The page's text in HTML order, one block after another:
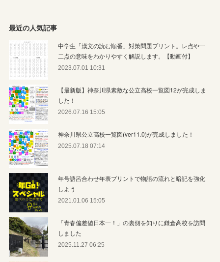
最近の人気記事
中学生「漢文の読む順番」対策問題プリント。レ点や一
二点の意味をわかりやすく解説します。【動画付】
2023.07.01 10:31
【最新版】神奈川県素敵な公立高校一覧図12が完成しま
した！
2026.07.16 15:05
神奈川県公立高校一覧図(ver11.0)が完成しました！
2025.07.18 07:14
年号語呂合わせ年表プリントで物語の流れと暗記を強化
しよう
2021.01.06 15:05
「青春偏差値日本一！」の裏側を知りに鎌倉高校を訪問
しました
2025.11.27 06:25